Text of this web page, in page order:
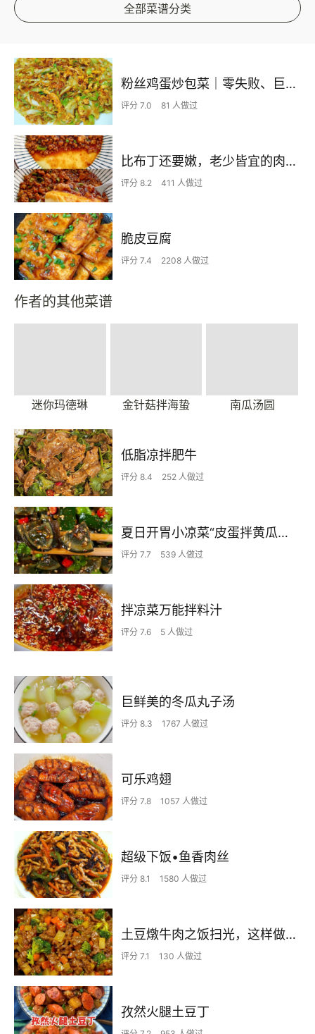
全部菜谱分类
粉丝鸡蛋炒包菜｜零失败、巨下饭
评分 7.0 81 人做过
比布丁还要嫩，老少皆宜的肉沫蒸蛋
评分 8.2 411 人做过
脆皮豆腐
评分 7.4 2208 人做过
作者的其他菜谱
迷你玛德琳 金针菇拌海蛰 南瓜汤圆
低脂凉拌肥牛
评分 8.4 252 人做过
夏日开胃小凉菜“皮蛋拌黄瓜🥒”开胃减脂
评分 7.7 539 人做过
拌凉菜万能拌料汁
评分 7.6 5 人做过
巨鲜美的冬瓜丸子汤
评分 8.3 1767 人做过
可乐鸡翅
评分 7.8 1057 人做过
超级下饭•鱼香肉丝
评分 8.1 1580 人做过
土豆燉牛肉之饭扫光，这样做也太香了吧，还没出锅已是浓香四溢了
评分 7.1 130 人做过
孜然火腿土豆丁